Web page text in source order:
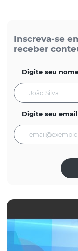
Inscreva-se
receber
Digite seu nome
Digite seu email